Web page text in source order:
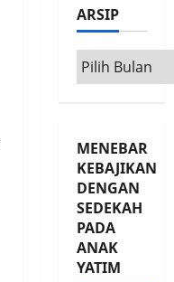
ARSIP
Arsip
MENEBAR
KEBAJIKAN
DENGAN
SEDEKAH
PADA
ANAK
YATIM